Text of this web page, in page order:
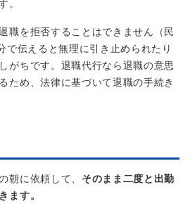
。
職を拒否することはできません（民
で伝えると無理に引き止められたり
がちです。退職代行なら退職の意思
ため、法律に基づいて退職の手続き
朝に依頼して、 そのまま二度と出勤
ます。